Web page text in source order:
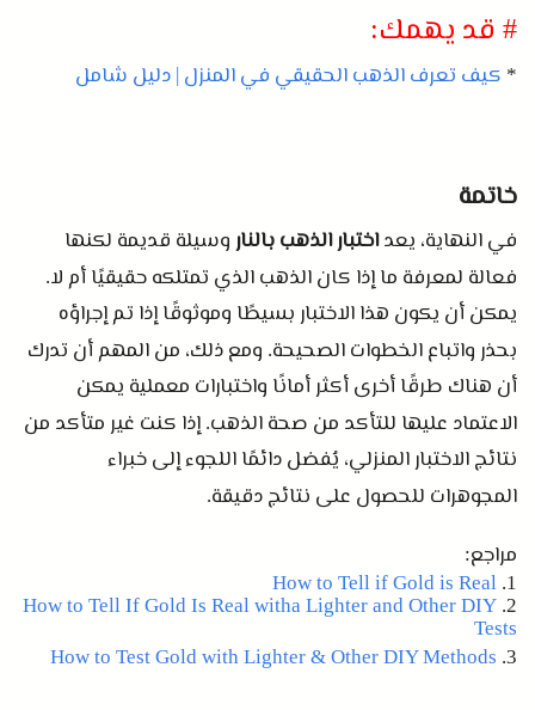
# قد يهمك:
* كيف تعرف الذهب الحقيقي في المنزل دليل شامل
خاتمة
في النهاية، يعداختبار الذهب بالنار وسيلة قديمة لكنها
فعالة لمعرفة ما إذا كان الذهب الذي تمتلكه حقيقيًا أم لا.
يمكن أن يكون هذا الاختبار بسيطًا وموثوقًا إذا تم إجراؤه
بحذر واتباع الخطوات الصحيحة. ومع ذلك، من المهم أن تدرك
أن هناك طرقًا أخرى أكثر أمانًا واختبارات معملية يمكن
الاعتماد عليها للتأكد من صحة الذهب. إذا كنت غير متأكد من
نتائج الاختبار المنزلي، يُفضل دائمًا اللجوء إلى خبراء
المجوهرات للحصول على نتائج دقيقة.
مراجع:
1.
How to Tell if Gold is Real
2.
How to Tell If Gold Is Real witha Lighter and Other DIY
Tests
3.
How to Test Gold with Lighter & Other DIY Methods